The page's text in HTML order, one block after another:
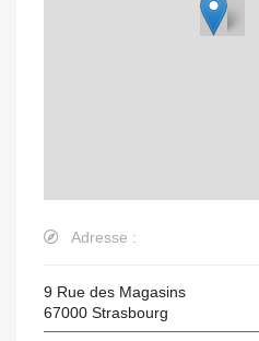
Adresse :
9 Rue des Magasins
67000 Strasbourg